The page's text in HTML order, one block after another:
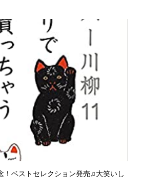
！ベストセレクション発売♫大笑いし